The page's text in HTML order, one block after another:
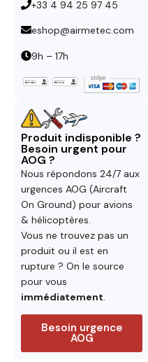
+33 4 94 25 97 45
eshop@airmetec.com
9h – 17h
Produit indisponible ?
Besoin urgent pour
AOG ?
Nous répondons 24/7 aux
urgences AOG (Aircraft
On Ground) pour avions
& hélicoptères.
Vous ne trouvez pas un
produit ou il est en
rupture ? On le source
pour vous
immédiatement.
Besoin urgence
AOG